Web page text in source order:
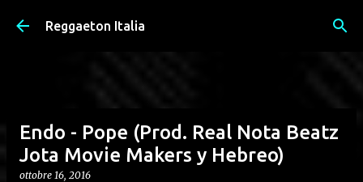
Passa ai contenuti principali
Reggaeton Italia
Endo - Pope (Prod. Real Nota Beatz
Jota Movie Makers y Hebreo)
ottobre 16, 2016